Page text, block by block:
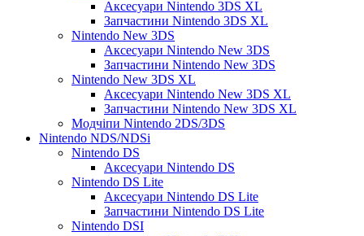
Аксесуари Nintendo 3DS XL
Запчастини Nintendo 3DS XL
Nintendo New 3DS
Аксесуари Nintendo New 3DS
Запчастини Nintendo New 3DS
Nintendo New 3DS XL
Аксесуари Nintendo New 3DS XL
Запчастини Nintendo New 3DS XL
Модчіпи Nintendo 2DS/3DS
Nintendo NDS/NDSi
Nintendo DS
Аксесуари Nintendo DS
Nintendo DS Lite
Аксесуари Nintendo DS Lite
Запчастини Nintendo DS Lite
Nintendo DSI